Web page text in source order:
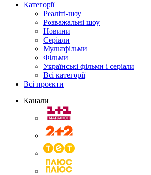
Категорії
Реаліті-шоу
Розважальні шоу
Новини
Серіали
Мультфільми
Фільми
Українські фільми і серіали
Всі категорії
Всі проєкти
Канали